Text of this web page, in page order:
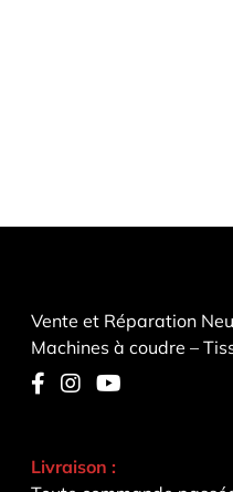
Vente et Réparation
Machines à coudre –
Livraison :